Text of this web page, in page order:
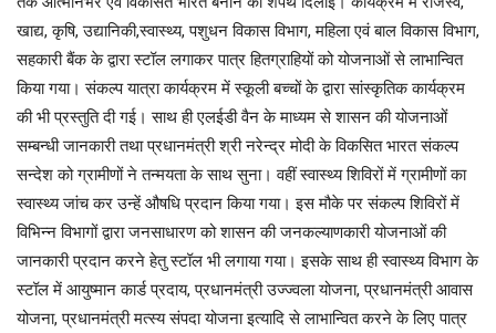
खाद्य, कृषि, उद्यानिकी,स्वास्थ्य, पशुधन विकास विभाग, महिला एवं बाल विकास विभाग,
सहकारी बैंक के द्वारा स्टॉल लगाकर पात्र हितग्राहियों को योजनाओं से लाभान्वित
किया गया। संकल्प यात्रा कार्यक्रम में स्कूली बच्चों के द्वारा सांस्कृतिक कार्यक्रम
की भी प्रस्तुति दी गई। साथ ही एलईडी वैन के माध्यम से शासन की योजनाओं
सम्बन्धी जानकारी तथा प्रधानमंत्री श्री नरेन्द्र मोदी के विकसित भारत संकल्प
सन्देश को ग्रामीणों ने तन्मयता के साथ सुना। वहीं स्वास्थ्य शिविरों में ग्रामीणों का
स्वास्थ्य जांच कर उन्हें औषधि प्रदान किया गया। इस मौके पर संकल्प शिविरों में
विभिन्न विभागों द्वारा जनसाधारण को शासन की जनकल्याणकारी योजनाओं की
जानकारी प्रदान करने हेतु स्टॉल भी लगाया गया। इसके साथ ही स्वास्थ्य विभाग के
स्टॉल में आयुष्मान कार्ड प्रदाय, प्रधानमंत्री उज्ज्वला योजना, प्रधानमंत्री आवास
योजना, प्रधानमंत्री मत्स्य संपदा योजना इत्यादि से लाभान्वित करने के लिए पात्र